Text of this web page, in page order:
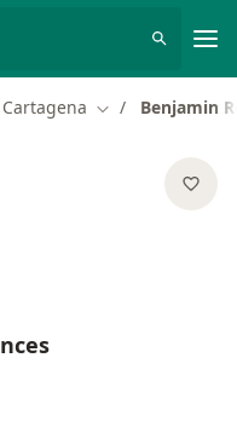
Cartagena Cambiar de
Benjamin